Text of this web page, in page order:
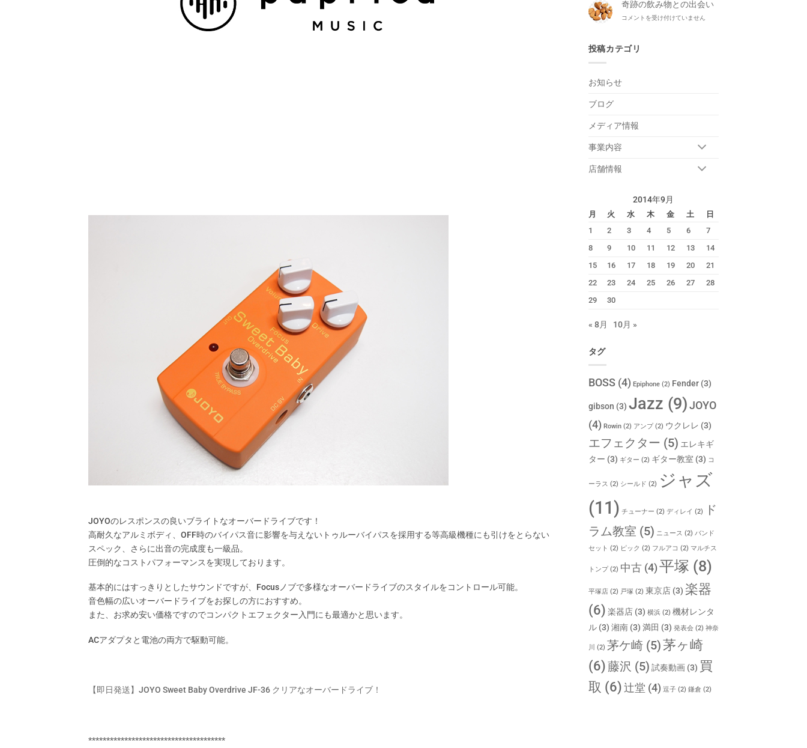
JOYOのレスポンスの良いブライトなオーバードライブです！
高耐久なアルミボディ、OFF時のバイパス音に影響を与えないトゥルーバイパスを採用する等高級機種にも引けをとらない
スペック、さらに出音の完成度も一級品。
圧倒的なコストパフォーマンスを実現しております。
基本的にはすっきりとしたサウンドですが、Focusノブで多様なオーバードライブのスタイルをコントロール可能。
音色幅の広いオーバードライブをお探しの方におすすめ。
また、お求め安い価格ですのでコンパクトエフェクター入門にも最適かと思います。
ACアダプタと電池の両方で駆動可能。
【即日発送】JOYO Sweet Baby Overdrive JF-36 クリアなオーバードライブ！
**************************************
演！
い
平
ポ
ー
藤
に
っ
る！
奇跡の飲み物との出会い
奇
飲
は
コメントを受け付けていません
投稿カテゴリ
お知らせ
ブログ
メディア情報
事業内容
店舗情報
2014年9月
月 火 水 木 金 土
日
1
2 3 4 5 6
7
8
9 10 11 12 13
14
15
16 17 18 19 20
21
22
23 24 25 26 27
28
29
30
« 8月 10月 »
タグ
BOSS(4) Epiphone(2) Fender(3)
gibson (3) Jazz (9) JOYO
(4) Rowin(2) アンプ(2) ウクレレ (3)
エフェクター (5) エレキギ
ター (3) ギター (2) ギター教室(3) コ
ーラス (2) シールド (2) ジャズ
(11) チューナー (2) ディレイ (2)
ド
ラム教室 (5) ニュース (2) バンド
セット (2) ピック (2) フルアコ (2) マルチス
トンプ(2) 中古(4) 平塚 (8)
平塚店(2) 戸塚(2) 東京店 (3) 楽器
(6) 楽器店 (3) 横浜(2) 機材レンタ
ル(3) 湘南(3) 満田 (3) 発表会(2) 神奈
川 (2) 茅ケ崎(5)茅ヶ崎
(6)藤沢 (5) 試奏動画 (3) 買
取 (6) 辻堂 (4) 逗子(2) 鎌倉 (2)